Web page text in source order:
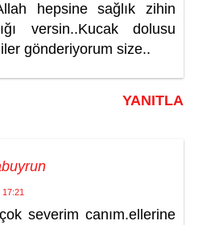
hepsine sağlık zihin
versin..Kucak dolusu
gönderiyorum size..
YANITLA
17:21
severim canım.ellerine